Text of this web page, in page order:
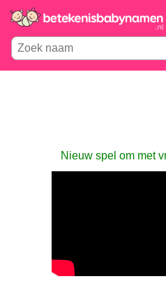
Nieuw spel om met